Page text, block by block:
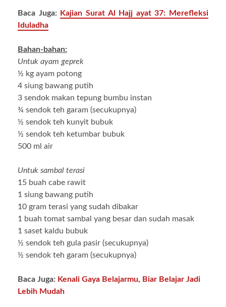
Baca Juga: Kajian Surat Al Hajj ayat 37: Merefleksi
Iduladha
Bahan-bahan:
Untuk ayam geprek
½ kg ayam potong
4 siung bawang putih
3 sendok makan tepung bumbu instan
¾ sendok teh garam (secukupnya)
½ sendok teh kunyit bubuk
½ sendok teh ketumbar bubuk
500 ml air
Untuk sambal terasi
15 buah cabe rawit
1 siung bawang putih
10 gram terasi yang sudah dibakar
1 buah tomat sambal yang besar dan sudah masak
1 saset kaldu bubuk
½ sendok teh gula pasir (secukupnya)
½ sendok teh garam (secukupnya)
Baca Juga: Kenali Gaya Belajarmu, Biar Belajar Jadi
Lebih Mudah